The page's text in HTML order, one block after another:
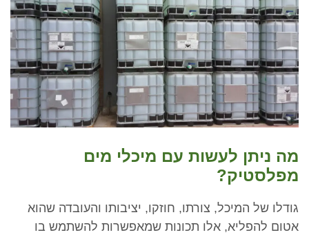
מה ניתן לעשות עם מיכלי מים
מפלסטיק?
גודלו של המיכל, צורתו, חוזקו, יציבותו והעובדה שהוא
אטום להפליא, אלו תכונות שמאפשרות להשתמש בו